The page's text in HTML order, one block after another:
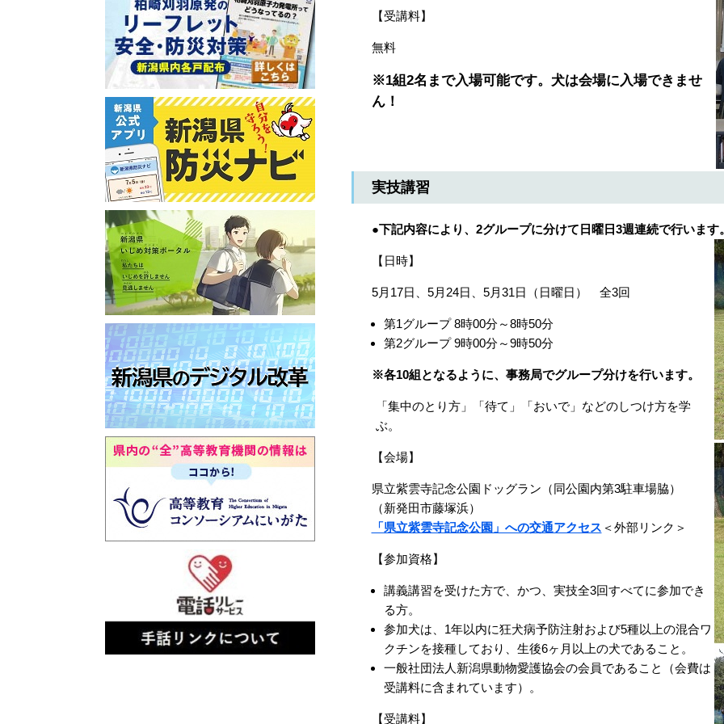
【受講料】
無料
※1組2名まで入場可能です。犬は会場に入場できませ
ん！
実技講習
●下記内容により、2グループに分けて日曜日3週連続で行います
【日時】
5月17日、5月24日、5月31日（日曜日） 全3回
第1グループ 8時00分～8時50分
第2グループ 9時00分～9時50分
※各10組となるように、事務局でグループ分けを行います。
「集中のとり方」「待て」「おいで」などのしつけ方を学
ぶ。
【会場】
県立紫雲寺記念公園ドッグラン（同公園内第3駐車場脇）
（新発田市藤塚浜）
「県立紫雲寺記念公園」への交通アクセス ＜外部リンク＞
【参加資格】
講義講習を受けた方で、かつ、実技全3回すべてに参加でき
る方。
参加犬は、1年以内に狂犬病予防注射および5種以上の混合ワ
クチンを接種しており、生後6ヶ月以上の犬であること。
一般社団法人新潟県動物愛護協会の会員であること（会費は
受講料に含まれています）。
【受講料】